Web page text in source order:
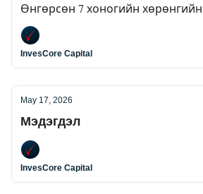
Өнгөрсөн 7 хоногийн хөрөнгийн
өнгөрсөн мэдээг багцлан хүргэж
InvesCore Capital
May 17, 2026
Мэдэгдэл
InvesCore Capital